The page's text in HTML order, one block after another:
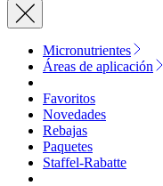
Micronutrientes
Áreas de aplicación
Favoritos
Novedades
Rebajas
Paquetes
Staffel-Rabatte